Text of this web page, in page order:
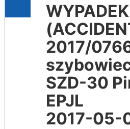
WYPADEK
2017/
SZD-30
EPJL
2017-05-